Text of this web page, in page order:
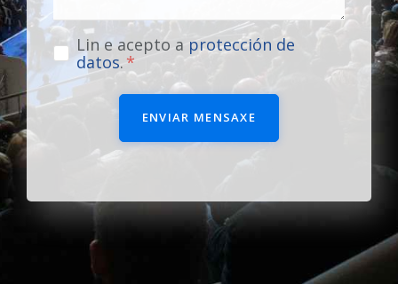
Lin e acepto a protección de
datos.
ENVIAR MENSAXE